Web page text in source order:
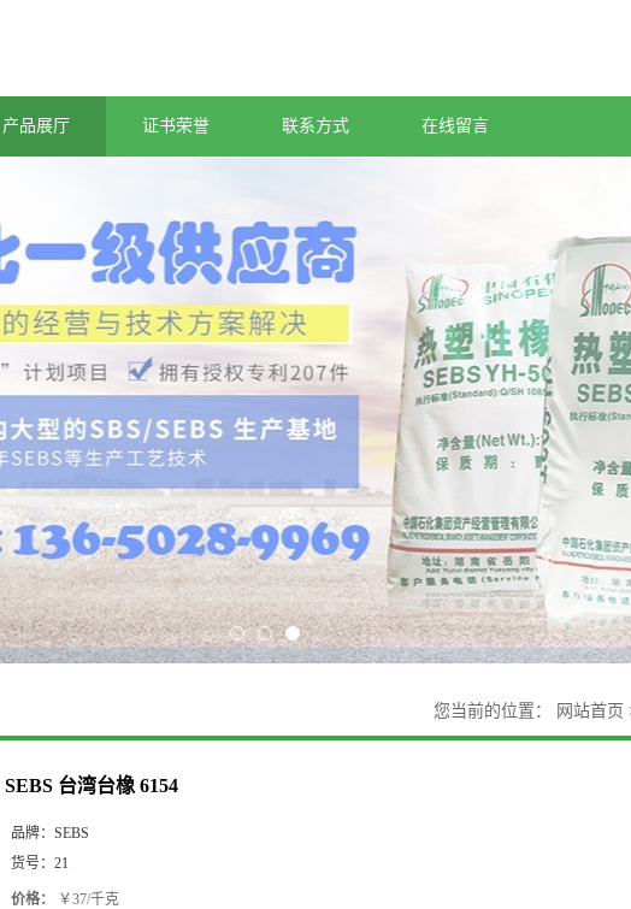
产品展厅 证书荣誉 联系方式 在线留言
您当前的位置： 网站首页
SEBS 台湾台橡 6154
品牌： SEBS
货号： 21
价格： ￥37/千克